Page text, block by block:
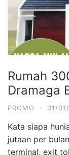
Rumah
Dramaga
PROMO · 31/
Kata siapa
jutaan per
terminal, exit